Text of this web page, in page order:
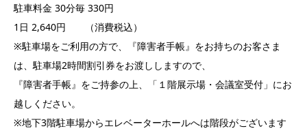
駐車料金 30分毎 330円
1日 2,640円 （消費税込）
※駐車場をご利用の方で、『障害者手帳』をお持ちのお客さま
は、駐車場2時間割引券をお渡ししますので、
『障害者手帳』をご持参の上、「１階展示場・会議室受付」にお
越しください。
※地下3階駐車場からエレベーターホールへは階段がございます